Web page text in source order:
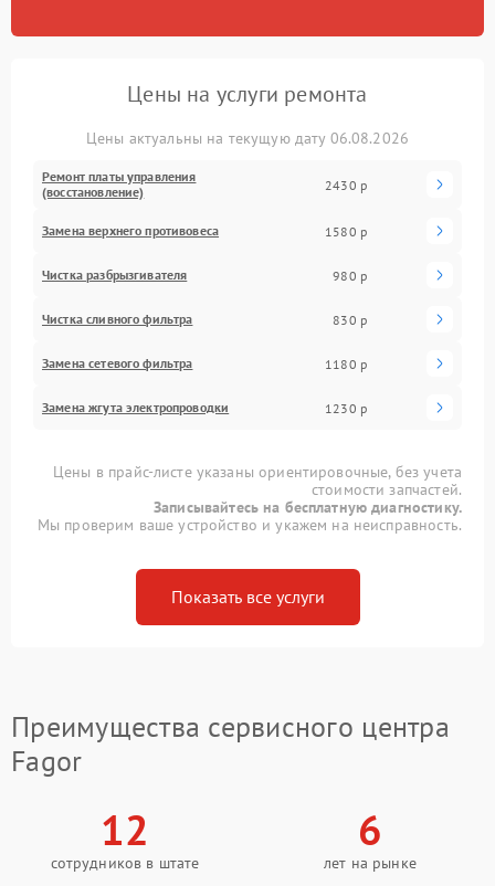
Цены на услуги ремонта
Цены актуальны на текущую дату 06.08.2026
Ремонт платы управления
(восстановление)
2430 р
Замена верхнего противовеса 1580 р
Чистка разбрызгивателя 980 р
Чистка сливного фильтра 830 р
Замена сетевого фильтра 1180 р
Замена жгута электропроводки 1230 р
Цены в прайс-листе указаны ориентировочные, без учета
стоимости запчастей.
Записывайтесь на бесплатную диагностику.
Мы проверим ваше устройство и укажем на неисправность.
Показать все услуги
Преимущества сервисного центра
Fagor
12
сотрудников в штате
6
лет на рынке